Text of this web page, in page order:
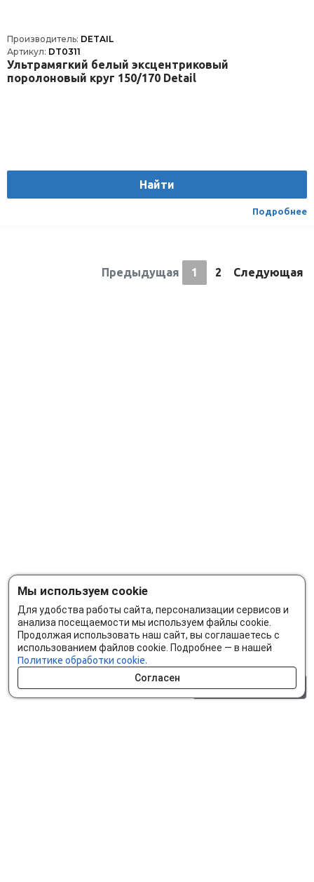
Производитель: DETAIL
Артикул: DT0311
Ультрамягкий белый эксцентриковый
поролоновый круг 150/170 Detail
Найти
Подробнее
Предыдущая 1 2 Следующая
Мы используем cookie
Для удобства работы сайта, персонализации сервисов и
анализа посещаемости мы используем файлы cookie.
Продолжая использовать наш сайт, вы соглашаетесь с
использованием файлов cookie. Подробнее — в нашей
Политике обработки cookie.
Согласен